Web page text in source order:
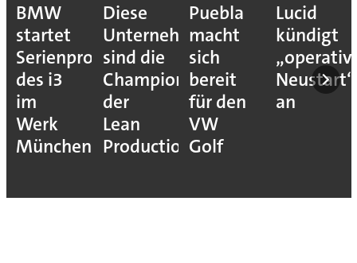
BMW
startet
Serienproduktion
des i3
im
Werk
München
Diese
Unternehmen
sind die
Champions
der
Lean
Production
Puebla
macht
sich
bereit
für den
VW
Golf
Lucid
kündigt
Neustart“
an